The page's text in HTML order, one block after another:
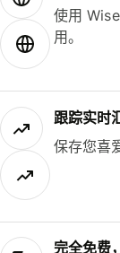
使用
用。
跟踪实时
保存您喜
完全免费